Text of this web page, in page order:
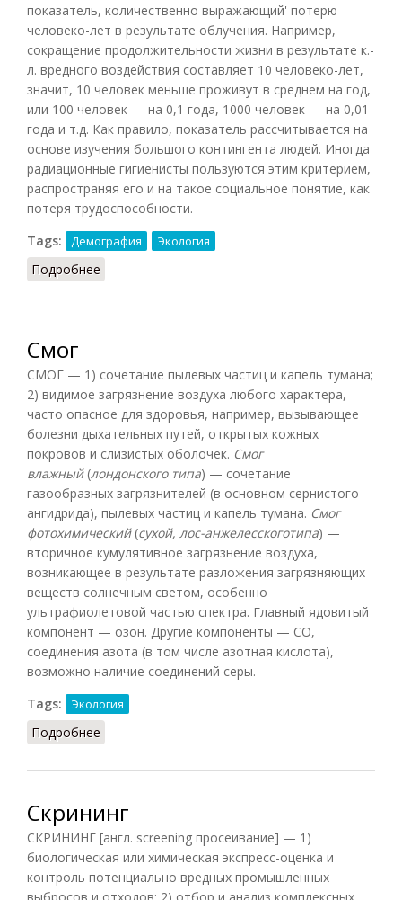
показатель, количественно выражающий' потерю
человеко-лет в результате облучения. Например,
сокращение продолжительности жизни в результате к.-
л. вредного воздействия составляет 10 человеко-лет,
значит, 10 человек меньше проживут в среднем на год,
или 100 человек — на 0,1 года, 1000 человек — на 0,01
года и т.д. Как правило, показатель рассчитывается на
основе изучения большого контингента людей. Иногда
радиационные гигиенисты пользуются этим критерием,
распространяя его и на такое социальное понятие, как
потеря трудоспособности.
Tags:
Демография Экология
Подробнее
Смог
СМОГ — 1) сочетание пылевых частиц и капель тумана;
2) видимое загрязнение воздуха любого характера,
часто опасное для здоровья, например, вызывающее
болезни дыхательных путей, открытых кожных
покровов и слизистых оболочек. Смог
влажный(лондонского типа) — сочетание
газообразных загрязнителей (в основном сернистого
ангидрида), пылевых частиц и капель тумана. Смог
фотохимический(сухой, лос-анжелесскоготипа) —
вторичное кумулятивное загрязнение воздуха,
возникающее в результате разложения загрязняющих
веществ солнечным светом, особенно
ультрафиолетовой частью спектра. Главный ядовитый
компонент — озон. Другие компоненты — СО,
соединения азота (в том числе азотная кислота),
возможно наличие соединений серы.
Tags:
Экология
Подробнее
Скрининг
СКРИНИНГ [англ. screening просеивание] — 1)
биологическая или химическая экспресс-оценка и
контроль потенциально вредных промышленных
выбросов и отходов; 2) отбор и анализ комплексных